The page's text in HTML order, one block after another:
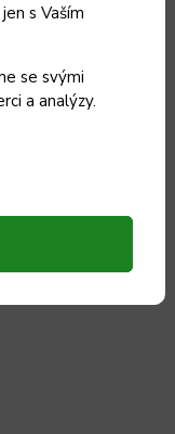
s Vaším
se svými
a analýzy.